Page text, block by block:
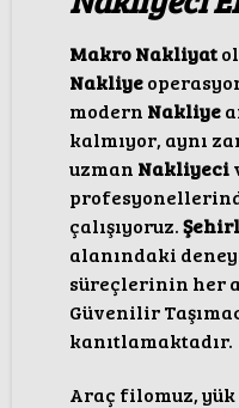
Makro Nakliyat
Nakliye
modern Nakliye
kalmıyor, aynı
uzman Nakliyeci
çalışıyoruz.
alanındaki
süreçlerinin her
Güvenilir
kanıtlamaktadır.
Araç filomuz,